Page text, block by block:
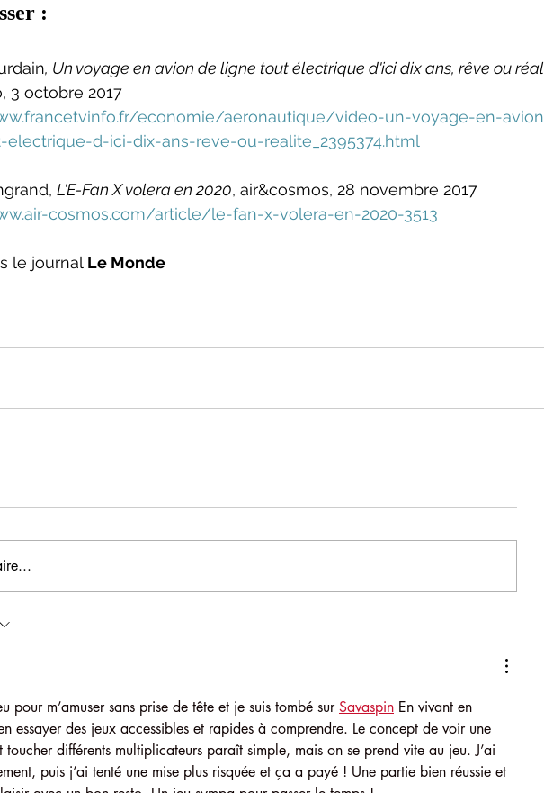
:
, Un voyage en avion de ligne tout électrique d'ici dix ans, rêve ou
3 octobre 2017
economie/aeronautique/video-un-voyage-en-
electrique-d-ici-dix-ans-reve-ou-realite_2395374.html
L'E-Fan X volera en 2020, air&cosmos, 28 novembre 2017
cosmos.com/article/le-fan-x-volera-en-2020-3513
le journal Le Monde
pour m’amuser sans prise de tête et je suis tombé sur Savaspin En vivant en
essayer des jeux accessibles et rapides à comprendre. Le concept de voir une
toucher différents multiplicateurs paraît simple, mais on se prend vite au jeu. J’ai
puis j’ai tenté une mise plus risquée et ça a payé ! Une partie bien réussie et